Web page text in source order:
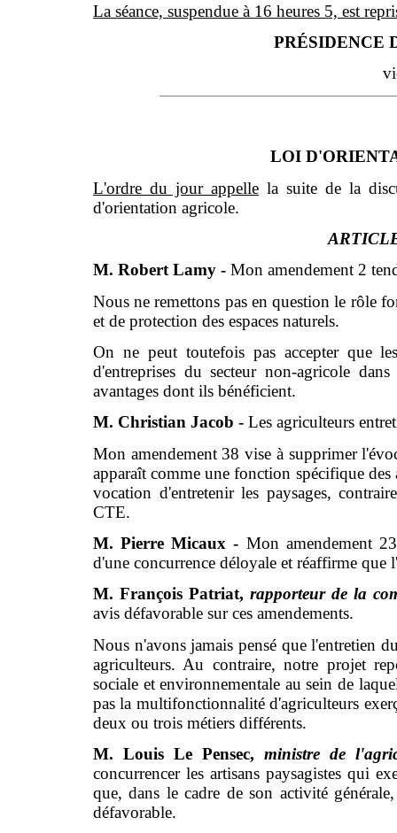
La séance, suspendue à 16 heures 5, est
PRÉSIDENCE
LOI
L'ordre du jour appelle la suite de la
d'orientation agricole.
M. Robert Lamy - Mon amendement 2
Nous ne remettons pas en question le rôle
et de protection des espaces naturels.
On ne peut toutefois pas accepter que
d'entreprises du secteur non-agricole
avantages dont ils bénéficient.
M. Christian Jacob - Les agriculteurs
Mon amendement 38 vise à supprimer
apparaît comme une fonction spécifique
vocation d'entretenir les paysages,
CTE.
M. Pierre Micaux - Mon amendement
d'une concurrence déloyale et réaffirme que
M. François Patriat,rapporteur de la
avis défavorable sur ces amendements.
Nous n'avons jamais pensé que l'entretien
agriculteurs. Au contraire, notre projet
sociale et environnementale au sein de
pas la multifonctionnalité d'agriculteurs
deux ou trois métiers différents.
M. Louis Le Pensec, ministre de
concurrencer les artisans paysagistes qui
que, dans le cadre de son activité
défavorable.